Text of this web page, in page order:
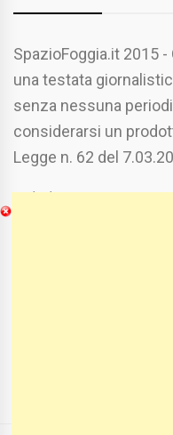
SpazioFoggia.it 2015
una testata
senza nessuna
considerarsi un
Legge n. 62 del
Chi Siamo